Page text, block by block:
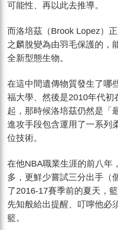
可能性、再以此去推導。
而洛培茲（Brook Lopez）
之麟脫變為由羽毛保護的，
全新型態生物。
在這中間遺傳物質發生了哪
福大學、然後是2010年代初
起，那時候洛培茲仍然是「
進攻手段包含運用了一系列
位技術。
在他NBA職業生涯的前八年
多，更鮮少嘗試三分出手（
了2016-17賽季前的夏天，
先知般給出提醒、叮嚀他必
籃。